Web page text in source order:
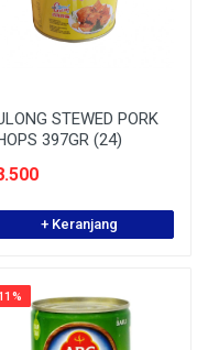
STEWED PORK
397GR (24)
+ Keranjang